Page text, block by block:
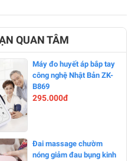
QUAN TÂM
Máy đo huyết áp bắp tay
công nghệ Nhật Bản ZK-
B869
295.000đ
Đai massage chườm
nóng giảm đau bụng kinh